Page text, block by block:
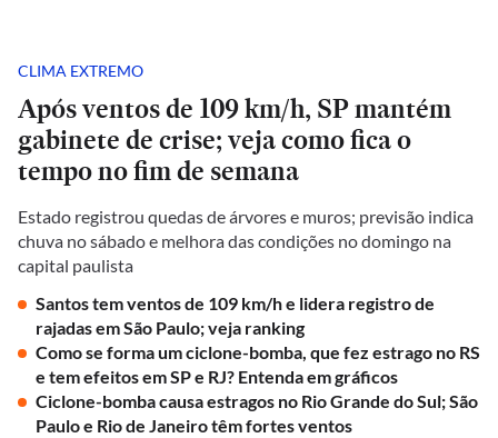
CLIMA EXTREMO
Após ventos de 109 km/h, SP mantém
gabinete de crise; veja como fica o
tempo no fim de semana
Estado registrou quedas de árvores e muros; previsão indica
chuva no sábado e melhora das condições no domingo na
capital paulista
Santos tem ventos de 109 km/h e lidera registro de
rajadas em São Paulo; veja ranking
Como se forma um ciclone-bomba, que fez estrago no RS
e tem efeitos em SP e RJ? Entenda em gráficos
Ciclone-bomba causa estragos no Rio Grande do Sul; São
Paulo e Rio de Janeiro têm fortes ventos